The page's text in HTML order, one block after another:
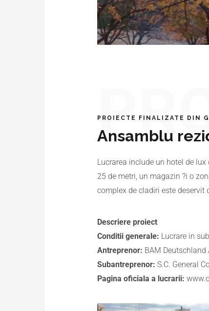
PROIECTE FINALIZATE DIN
Ansamblu
Lucrarea include un hotel de
25 de metri, un magazin ?i o
complex de cladiri este deservit
Descriere proiect
Conditii generale: Lucrare in
Antreprenor: BAM Deutschland
Subantreprenor: S.C. General
Pagina oficiala a lucrarii: